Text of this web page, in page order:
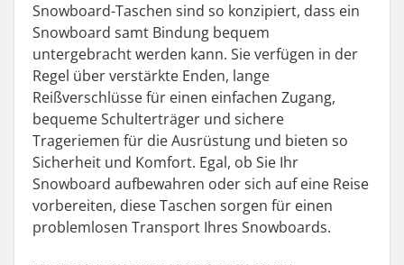
Snowboard-Taschen sind so konzipiert, dass ein
Snowboard samt Bindung bequem
untergebracht werden kann. Sie verfügen in der
Regel über verstärkte Enden, lange
Reißverschlüsse für einen einfachen Zugang,
bequeme Schulterträger und sichere
Trageriemen für die Ausrüstung und bieten so
Sicherheit und Komfort. Egal, ob Sie Ihr
Snowboard aufbewahren oder sich auf eine Reise
vorbereiten, diese Taschen sorgen für einen
problemlosen Transport Ihres Snowboards.